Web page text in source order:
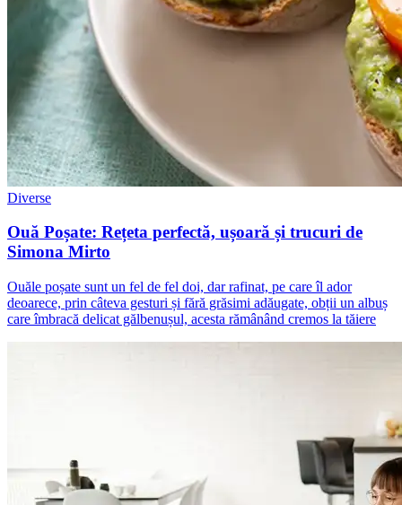
Diverse
Ouă Poșate: Rețeta perfectă, ușoară și trucuri de
Simona Mirto
Ouăle poșate sunt un fel de fel doi, dar rafinat, pe care îl ador
deoarece, prin câteva gesturi și fără grăsimi adăugate, obții un albuș
care îmbracă delicat gălbenușul, acesta rămânând cremos la tăiere